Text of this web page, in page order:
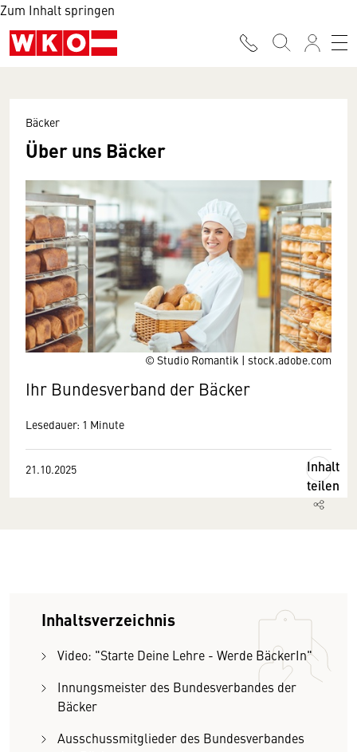
Zum Inhalt springen
© Studio Romantik | stock.adobe.com
Bäcker
Über uns Bäcker
Ihr Bundesverband der Bäcker
Lesedauer: 1 Minute
21.10.2025
Inhalt
teilen
Inhaltsverzeichnis
Video: "Starte Deine Lehre - Werde BäckerIn"
Innungsmeister des Bundesverbandes der
Bäcker
Ausschussmitglieder des Bundesverbandes